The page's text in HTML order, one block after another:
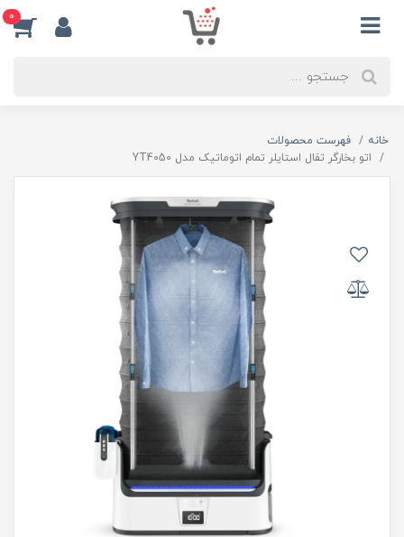
0
خانه
فهرست محصولات
اتو بخارگر تفال استایلر تمام اتوماتیک مدل YT4050